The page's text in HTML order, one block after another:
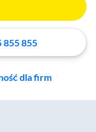
855 855
dla firm